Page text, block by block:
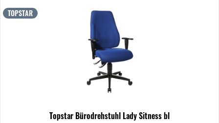
TOPSTAR
Topstar Bürodrehstuhl Lady Sitness bl